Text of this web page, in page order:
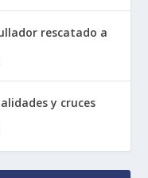
rescatado a
y cruces